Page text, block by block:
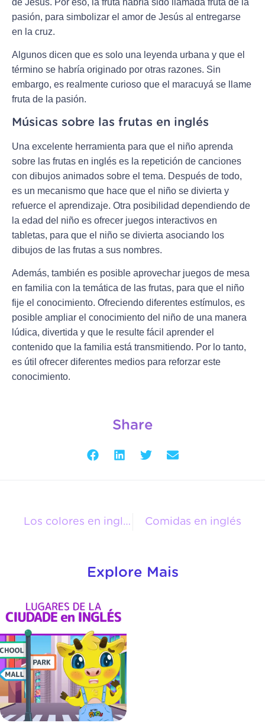
pasión, para simbolizar el amor de Jesús al entregarse
en la cruz.
Algunos dicen que es solo una leyenda urbana y que el
término se habría originado por otras razones. Sin
embargo, es realmente curioso que el maracuyá se llame
fruta de la pasión.
Músicas sobre las frutas en inglés
Una excelente herramienta para que el niño aprenda
sobre las frutas en inglés es la repetición de canciones
con dibujos animados sobre el tema. Después de todo,
es un mecanismo que hace que el niño se divierta y
refuerce el aprendizaje. Otra posibilidad dependiendo de
la edad del niño es ofrecer juegos interactivos en
tabletas, para que el niño se divierta asociando los
dibujos de las frutas a sus nombres.
Además, también es posible aprovechar juegos de mesa
en familia con la temática de las frutas, para que el niño
fije el conocimiento. Ofreciendo diferentes estímulos, es
posible ampliar el conocimiento del niño de una manera
lúdica, divertida y que le resulte fácil aprender el
contenido que la familia está transmitiendo. Por lo tanto,
es útil ofrecer diferentes medios para reforzar este
conocimiento.
Share
Los colores en inglés Comidas en inglés
Explore Mais